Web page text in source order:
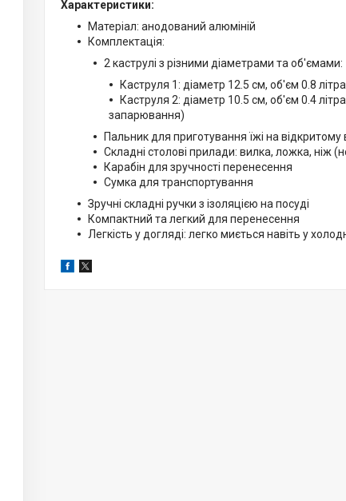
Характеристики:
Матеріал: анодований алюміній
Комплектація:
2 каструлі з різними діаметрами та об'ємами:
Каструля 1: діаметр 12.5 см, об'єм 0.8 літра
Каструля 2: діаметр 10.5 см, об'єм 0.4
запарювання)
Пальник для приготування їжі на відкритому
Складні столові прилади: вилка, ложка, ніж
Карабін для зручності перенесення
Сумка для транспортування
Зручні складні ручки з ізоляцією на посуді
Компактний та легкий для перенесення
Легкість у догляді: легко миється навіть у